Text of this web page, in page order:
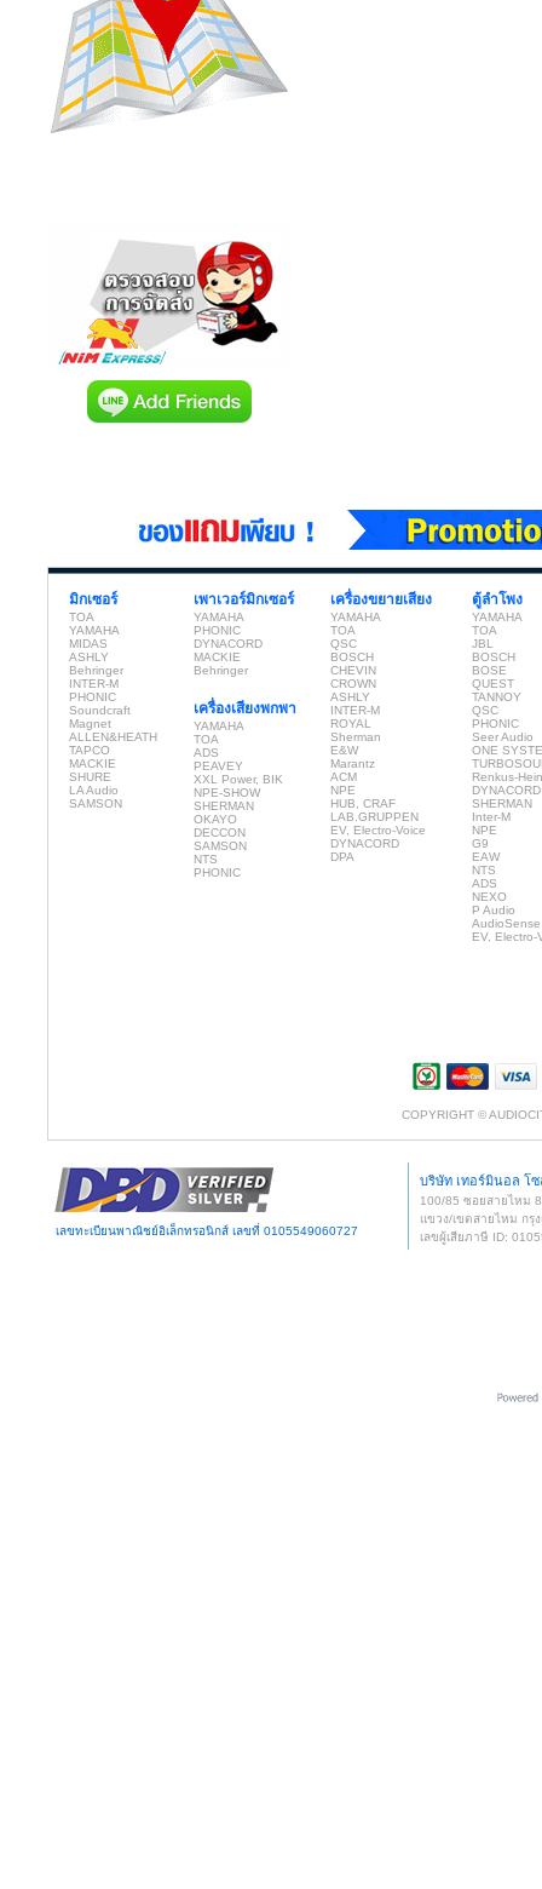
มิกเซอร์
TOA
YAMAHA
MIDAS
ASHLY
Behringer
INTER-M
PHONIC
Soundcraft
Magnet
ALLEN&HEATH
TAPCO
MACKIE
SHURE
LA Audio
SAMSON
เพาเวอร์มิกเซอร์
YAMAHA
PHONIC
DYNACORD
MACKIE
Behringer
เครื่องเสียงพกพา
YAMAHA
TOA
ADS
PEAVEY
XXL Power, BIK
NPE-SHOW
SHERMAN
OKAYO
DECCON
SAMSON
NTS
PHONIC
เครื่องขยายเสียง
YAMAHA
TOA
QSC
BOSCH
CHEVIN
CROWN
ASHLY
INTER-M
ROYAL
Sherman
E&W
Marantz
ACM
NPE
HUB, CRAF
LAB.GRUPPEN
EV, Electro-Voice
DYNACORD
DPA
ตู้ลำโพง
YAMAHA
TOA
JBL
BOSCH
BOSE
QUEST
TANNOY
QSC
PHONIC
Seer Audio
ONE
Renkus-
DYNACORD
SHERMAN
Inter-M
NPE
G9
EAW
NTS
ADS
NEXO
P Audio
AudioSense
EV, Electro-
COPYRIGHT ©
เลขทะเบียนพาณิชย์อิเล็กทรอนิกส์ เลขที่ 0105549060727
บริษัท เทอร์มินอล โ
100/85 ซอยสายไหม
แขวง/เขตสายไหม กรุ
เลขผู้เสียภาษี ID: